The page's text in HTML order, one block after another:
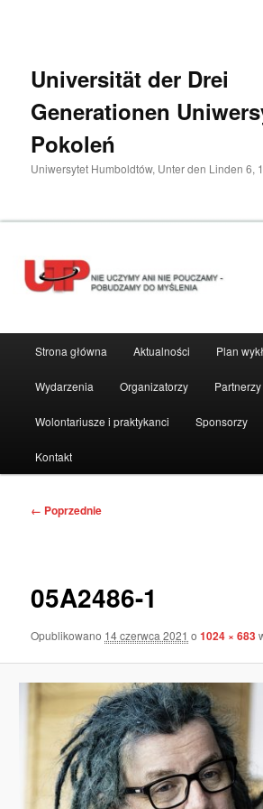
Universität der Drei
Generationen
Pokoleń
Uniwersytet Humboldtów, Unter den Linden 6,
Strona główna Aktualności Plan
Wydarzenia Organizatorzy Partnerzy
Wolontariusze i praktykanci Sponsorzy
Kontakt
Nawigacja
← Poprzednie
05A2486-1
Opublikowano 14 czerwca 2021 o1024 × 683